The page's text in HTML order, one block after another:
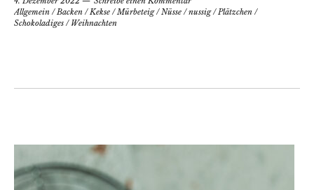
Allgemein /Backen /Kekse /Mürbeteig/Nüsse /nussig/Plätzchen /
Schokoladiges / Weihnachten